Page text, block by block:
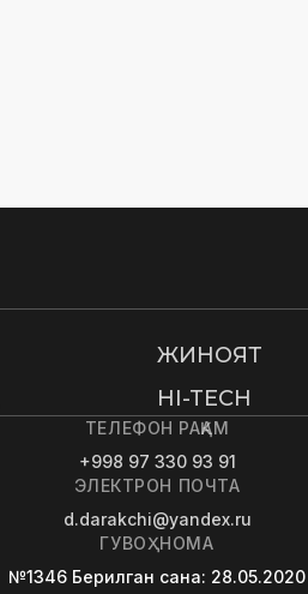
ЖИНОЯТ
HI-TECH
ТЕЛЕФОН РАҚАМ
+998 97 330 93 91
ЭЛЕКТРОН ПОЧТА
d.darakchi@yandex.ru
ГУВОҲНОМА
№1346 Берилган сана: 28.05.2020